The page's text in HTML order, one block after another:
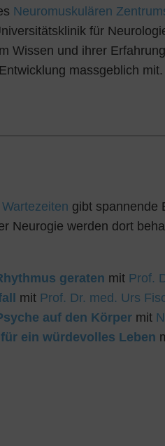
Neuromuskulären
für
Wissen und ihrer
massgeblich mit.
gibt spannende
Neurogie werden dort
geraten mit Prof.
mit Prof. Dr. med. Urs
auf den Körper mit
ein würdevolles Leben